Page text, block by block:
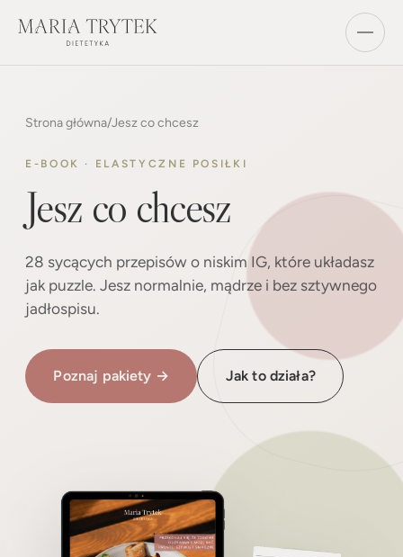
Strona główna/Jesz co chcesz
E-BOOK · ELASTYCZNE POSIŁKI
Jesz co chcesz
28 sycących przepisów o niskim IG, które układasz
jak puzzle. Jesz normalnie, mądrze i bez sztywnego
jadłospisu.
Poznaj pakiety → Jak to działa?